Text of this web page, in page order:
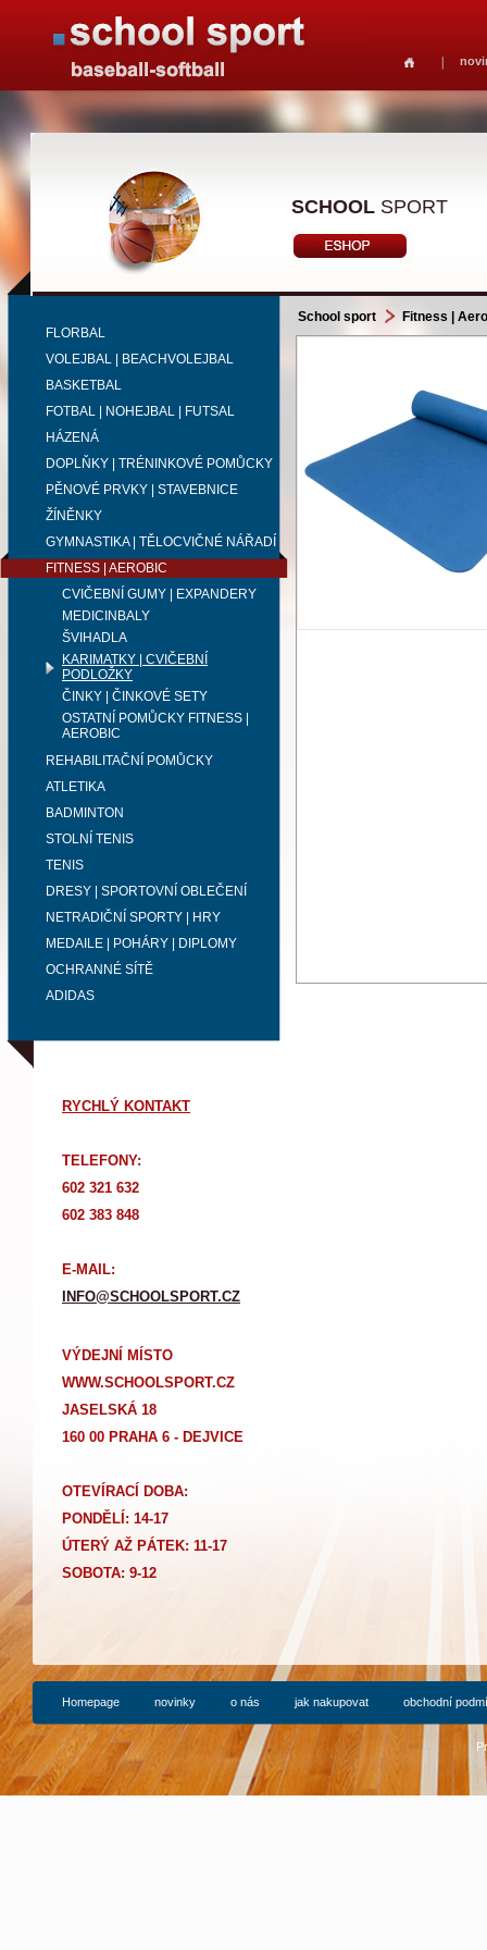
SCHOOL SPORT
FLORBAL
VOLEJBAL | BEACHVOLEJBAL
BASKETBAL
FOTBAL | NOHEJBAL | FUTSAL
HÁZENÁ
DOPLŇKY | TRÉNINKOVÉ POMŮCKY
PĚNOVÉ PRVKY | STAVEBNICE
ŽÍNĚNKY
GYMNASTIKA | TĚLOCVIČNÉ NÁŘADÍ
FITNESS | AEROBIC
CVIČEBNÍ GUMY | EXPANDERY
MEDICINBALY
ŠVIHADLA
KARIMATKY | CVIČEBNÍ
PODLOŽKY
ČINKY | ČINKOVÉ SETY
OSTATNÍ POMŮCKY FITNESS |
AEROBIC
REHABILITAČNÍ POMŮCKY
ATLETIKA
BADMINTON
STOLNÍ TENIS
TENIS
DRESY | SPORTOVNÍ OBLEČENÍ
NETRADIČNÍ SPORTY | HRY
MEDAILE | POHÁRY | DIPLOMY
OCHRANNÉ SÍTĚ
ADIDAS
RYCHLÝ KONTAKT
TELEFONY:
602 321 632
602 383 848
E-MAIL:
INFO@SCHOOLSPORT.CZ
VÝDEJNÍ MÍSTO
WWW.SCHOOLSPORT.CZ
JASELSKÁ 18
160 00 PRAHA 6 - DEJVICE
OTEVÍRACÍ DOBA:
PONDĚLÍ: 14-17
ÚTERÝ AŽ PÁTEK: 11-17
SOBOTA: 9-12
School sport Fitness |
Homepage novinky o nás jak nakupovat obchodní